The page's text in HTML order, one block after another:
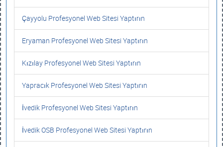
Çayyolu Profesyonel Web Sitesi Yaptırın
Eryaman Profesyonel Web Sitesi Yaptırın
Kızılay Profesyonel Web Sitesi Yaptırın
Yapracık Profesyonel Web Sitesi Yaptırın
İvedik Profesyonel Web Sitesi Yaptırın
İvedik OSB Profesyonel Web Sitesi Yaptırın